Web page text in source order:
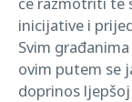
inicijative i
Svim
ovim putem se
doprinos